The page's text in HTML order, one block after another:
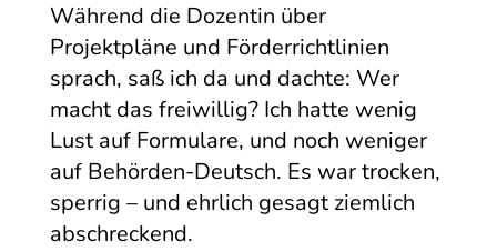
Während die Dozentin über
Projektpläne und Förderrichtlinien
sprach, saß ich da und dachte: Wer
macht das freiwillig? Ich hatte wenig
Lust auf Formulare, und noch weniger
auf Behörden-Deutsch. Es war trocken,
sperrig – und ehrlich gesagt ziemlich
abschreckend.